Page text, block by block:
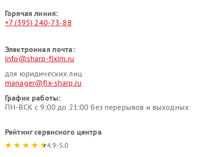
Горячая линия:
+7 (395) 240-73-88
Электронная почта:
info@sharp-fixim.ru
для юридических лиц
manager@fix-sharp.ru
График работы:
ПН-ВСК с 9:00 до 21:00 без перерывов и выходных
Рейтинг сервисного центра
4.9-5.0